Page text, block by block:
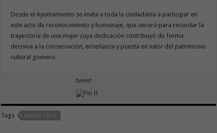
Desde el Ayuntamiento se invita a toda la ciudadanía a participar en
este acto de reconocimiento y homenaje, que servirá para recordar la
trayectoria de una mujer cuya dedicación contribuyó de forma
decisiva a la conservación, enseñanza y puesta en valor del patrimonio
cultural gomero.
tweet
Tags FARIDE CRUZ